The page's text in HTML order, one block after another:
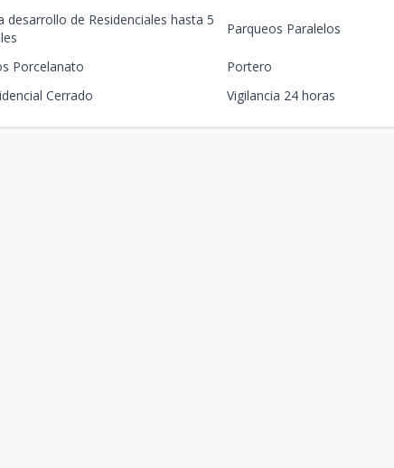
desarrollo de Residenciales hasta 5
Parqueos Paralelos
Porcelanato
Portero
Cerrado Vigilancia 24 horas